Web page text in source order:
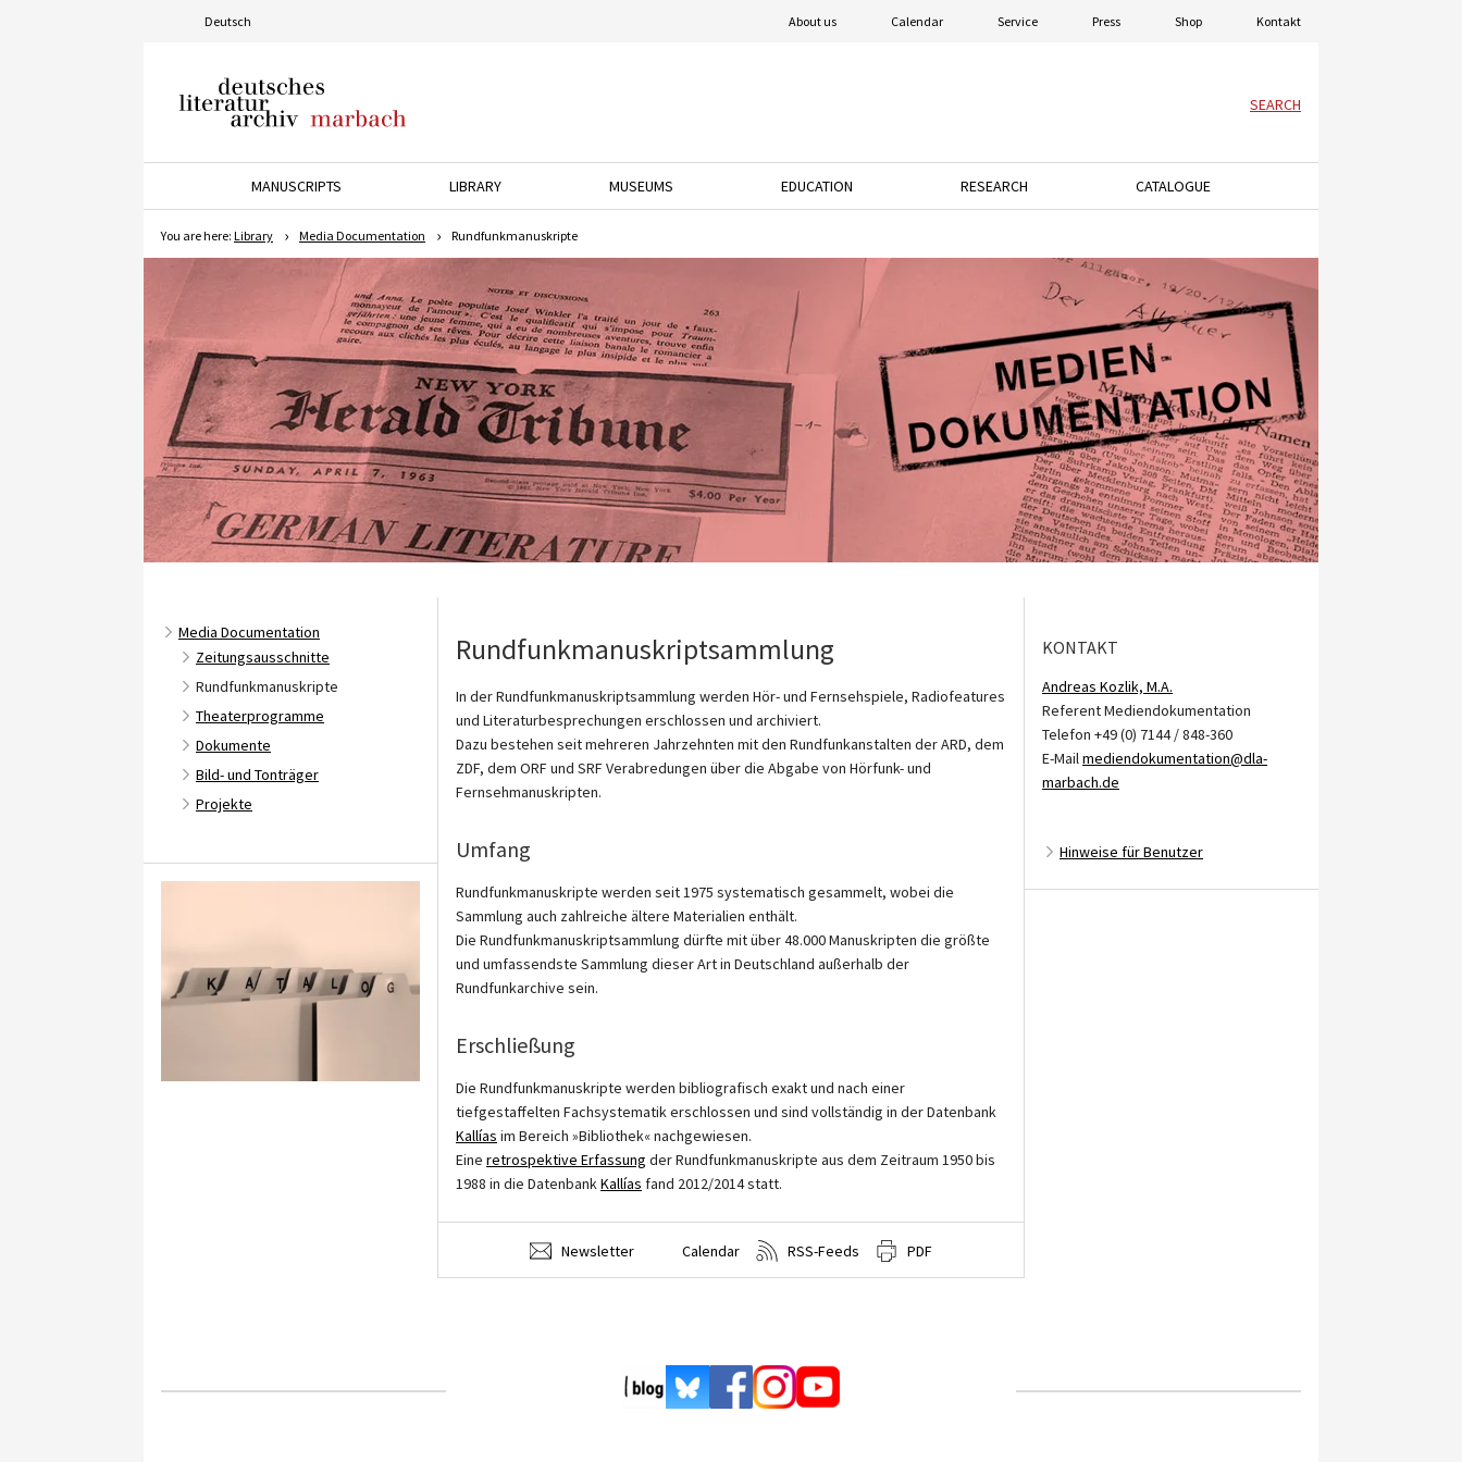
Deutsch About us Calendar Service Press Shop Kontakt
Marbach
SEARCH
MANUSCRIPTS
LIBRARY
MUSEUMS
EDUCATION
RESEARCH
CATALOGUE
You are here: Library Media Documentation Rundfunkmanuskripte
Media Documentation
Zeitungsausschnitte
Rundfunkmanuskripte
Theaterprogramme
Dokumente
Bild- und Tonträger
Projekte
Rundfunkmanuskriptsammlung
In der Rundfunkmanuskriptsammlung werden Hör- und Fernsehspiele, Radiofeatures
und Literaturbesprechungen erschlossen und archiviert.
Dazu bestehen seit mehreren Jahrzehnten mit den Rundfunkanstalten der ARD, dem
ZDF, dem ORF und SRF Verabredungen über die Abgabe von Hörfunk- und
Fernsehmanuskripten.
Umfang
Rundfunkmanuskripte werden seit 1975 systematisch gesammelt, wobei die
Sammlung auch zahlreiche ältere Materialien enthält.
Die Rundfunkmanuskriptsammlung dürfte mit über 48.000 Manuskripten die größte
und umfassendste Sammlung dieser Art in Deutschland außerhalb der
Rundfunkarchive sein.
Erschließung
Die Rundfunkmanuskripte werden bibliografisch exakt und nach einer
tiefgestaffelten Fachsystematik erschlossen und sind vollständig in der Datenbank
Kallías im Bereich »Bibliothek« nachgewiesen.
Eine retrospektive Erfassung der Rundfunkmanuskripte aus dem Zeitraum 1950 bis
1988 in die Datenbank Kallías fand 2012/2014 statt.
Newsletter Calendar RSS-Feeds PDF
KONTAKT
Andreas Kozlik, M.A.
Referent Mediendokumentation
Telefon +49 (0) 7144 / 848-360
E-Mailmediendokumentation@dla-
marbach.de
Hinweise für Benutzer